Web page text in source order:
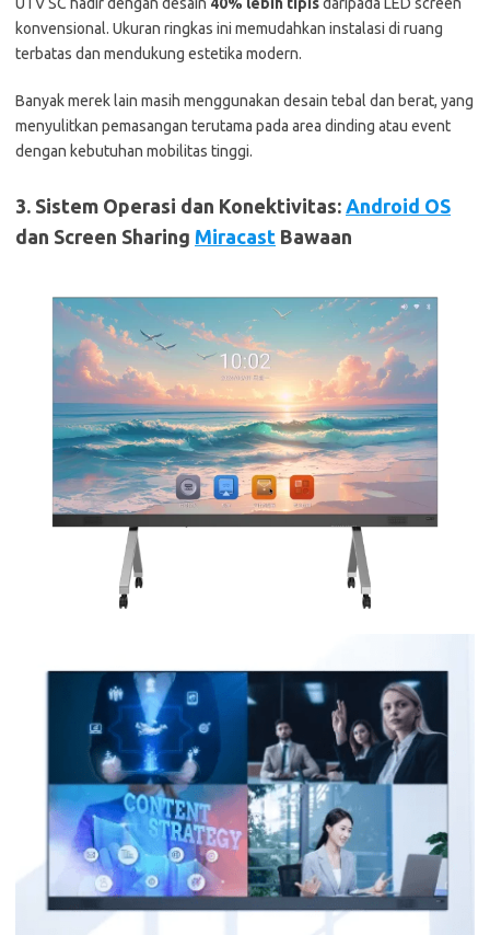
konvensional. Ukuran ringkas ini memudahkan instalasi di ruang
terbatas dan mendukung estetika modern.
Banyak merek lain masih menggunakan desain tebal dan berat, yang
menyulitkan pemasangan terutama pada area dinding atau event
dengan kebutuhan mobilitas tinggi.
3. Sistem Operasi dan Konektivitas: Android OS
dan Screen Sharing Miracast Bawaan